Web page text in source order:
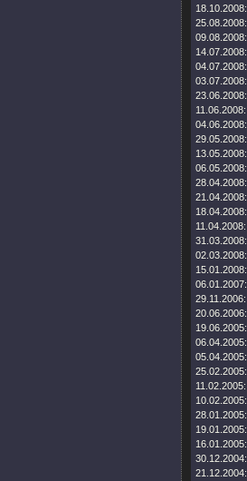
18.10.2008:
25.08.2008:
09.08.2008:
14.07.2008:
04.07.2008:
03.07.2008:
23.06.2008:
11.06.2008:
04.06.2008:
29.05.2008:
13.05.2008:
06.05.2008:
28.04.2008:
21.04.2008:
18.04.2008:
11.04.2008:
31.03.2008:
02.03.2008:
15.01.2008:
06.01.2007:
29.11.2006:
20.06.2006:
19.06.2005:
06.04.2005:
05.04.2005:
25.02.2005:
11.02.2005:
10.02.2005:
28.01.2005:
19.01.2005:
16.01.2005:
30.12.2004:
21.12.2004: